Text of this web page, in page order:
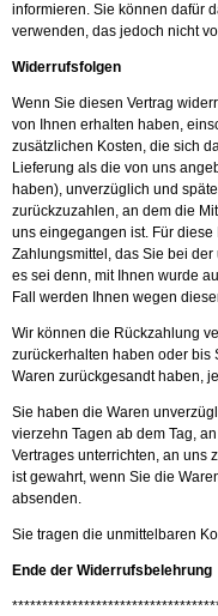
informieren. Sie können dafür
verwenden, das jedoch nicht
Widerrufsfolgen
Wenn Sie diesen Vertrag
von Ihnen erhalten haben,
zusätzlichen Kosten, die sich
Lieferung als die von uns
haben), unverzüglich und
zurückzuzahlen, an dem die
uns eingegangen ist. Für
Zahlungsmittel, das Sie bei
es sei denn, mit Ihnen wurde
Fall werden Ihnen wegen
Wir können die Rückzahlung
zurückerhalten haben oder bis
Waren zurückgesandt haben,
Sie haben die Waren
vierzehn Tagen ab dem Tag,
Vertrages unterrichten, an uns
ist gewahrt, wenn Sie die
absenden.
Sie tragen die unmittelbaren
Ende der Widerrufsbelehrung